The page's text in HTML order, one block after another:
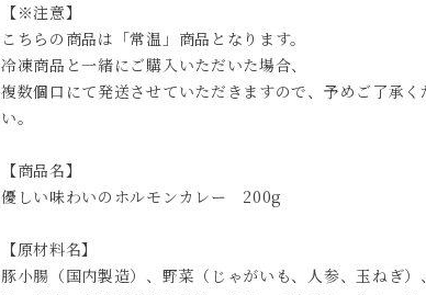
【※注意】
こちらの商品は「常温」商品となります。
冷凍商品と一緒にご購入いただいた場合、
複数個口にて発送させていただきますので、予めご了承く
い。
【商品名】
優しい味わいのホルモンカレー 200g
【原材料名】
豚小腸（国内製造）、野菜（じゃがいも、人参、玉ねぎ）